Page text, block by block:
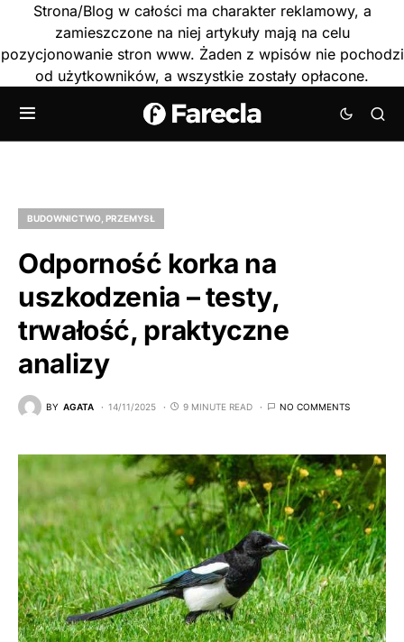
Strona/Blog w całości ma charakter reklamowy, a
zamieszczone na niej artykuły mają na celu
pozycjonowanie stron www. Żaden z wpisów nie pochodzi
od użytkowników, a wszystkie zostały opłacone.
BUDOWNICTWO, PRZEMYSŁ
Odporność korka na
uszkodzenia – testy,
trwałość, praktyczne
analizy
BY AGATA 14/11/2025 9 MINUTE READ NO COMMENTS